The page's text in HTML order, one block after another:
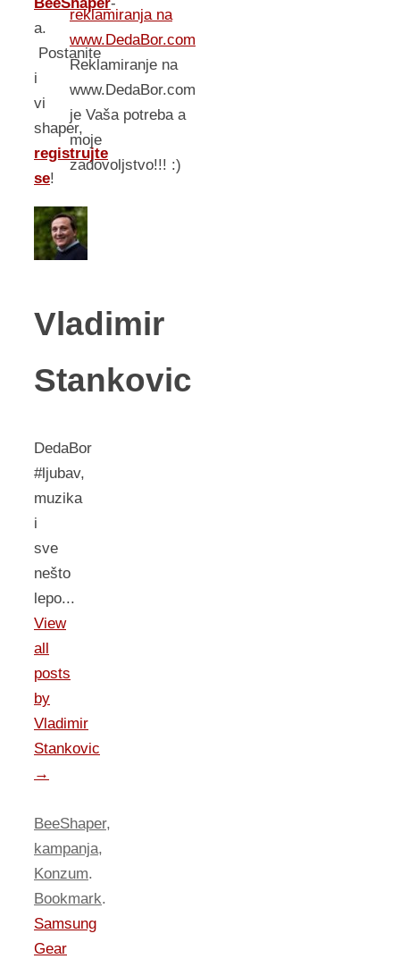
a.
Postanite
i
vi
shaper,
registrujte
se!
Vladimir
Stankovic
DedaBor
#ljubav,
muzika
i
sve
nešto
lepo...
View
all
posts
by
Vladimir
Stankovic
→
BeeShaper,
kampanja,
Konzum.
Bookmark.
Samsung
Gear
reklamiranja na
www.DedaBor.com
Reklamiranje na
www.DedaBor.com
je Vaša potreba a
moje
zadovoljstvo!!! :)